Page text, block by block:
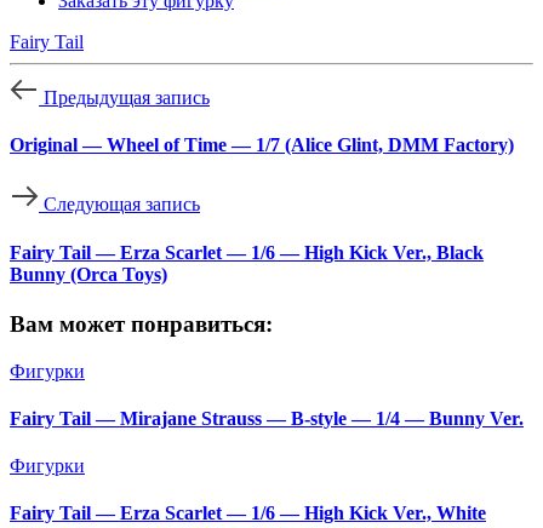
Fairy Tail
Предыдущая запись
Original — Wheel of Time — 1/7 (Alice Glint, DMM Factory)
Следующая запись
Fairy Tail — Erza Scarlet — 1/6 — High Kick Ver., Black
Bunny (Orca Toys)
Вам может понравиться:
Фигурки
Fairy Tail — Mirajane Strauss — B-style — 1/4 — Bunny Ver.
Фигурки
Fairy Tail — Erza Scarlet — 1/6 — High Kick Ver., White